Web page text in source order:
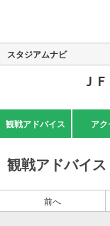
スタジアムナビ
Ｊ
観戦アドバイス ア
観戦アドバイス
前へ